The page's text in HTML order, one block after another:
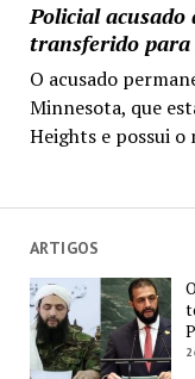
Policial acusado
transferido para
O acusado
Minnesota, que
Heights e possui o
ARTIGOS